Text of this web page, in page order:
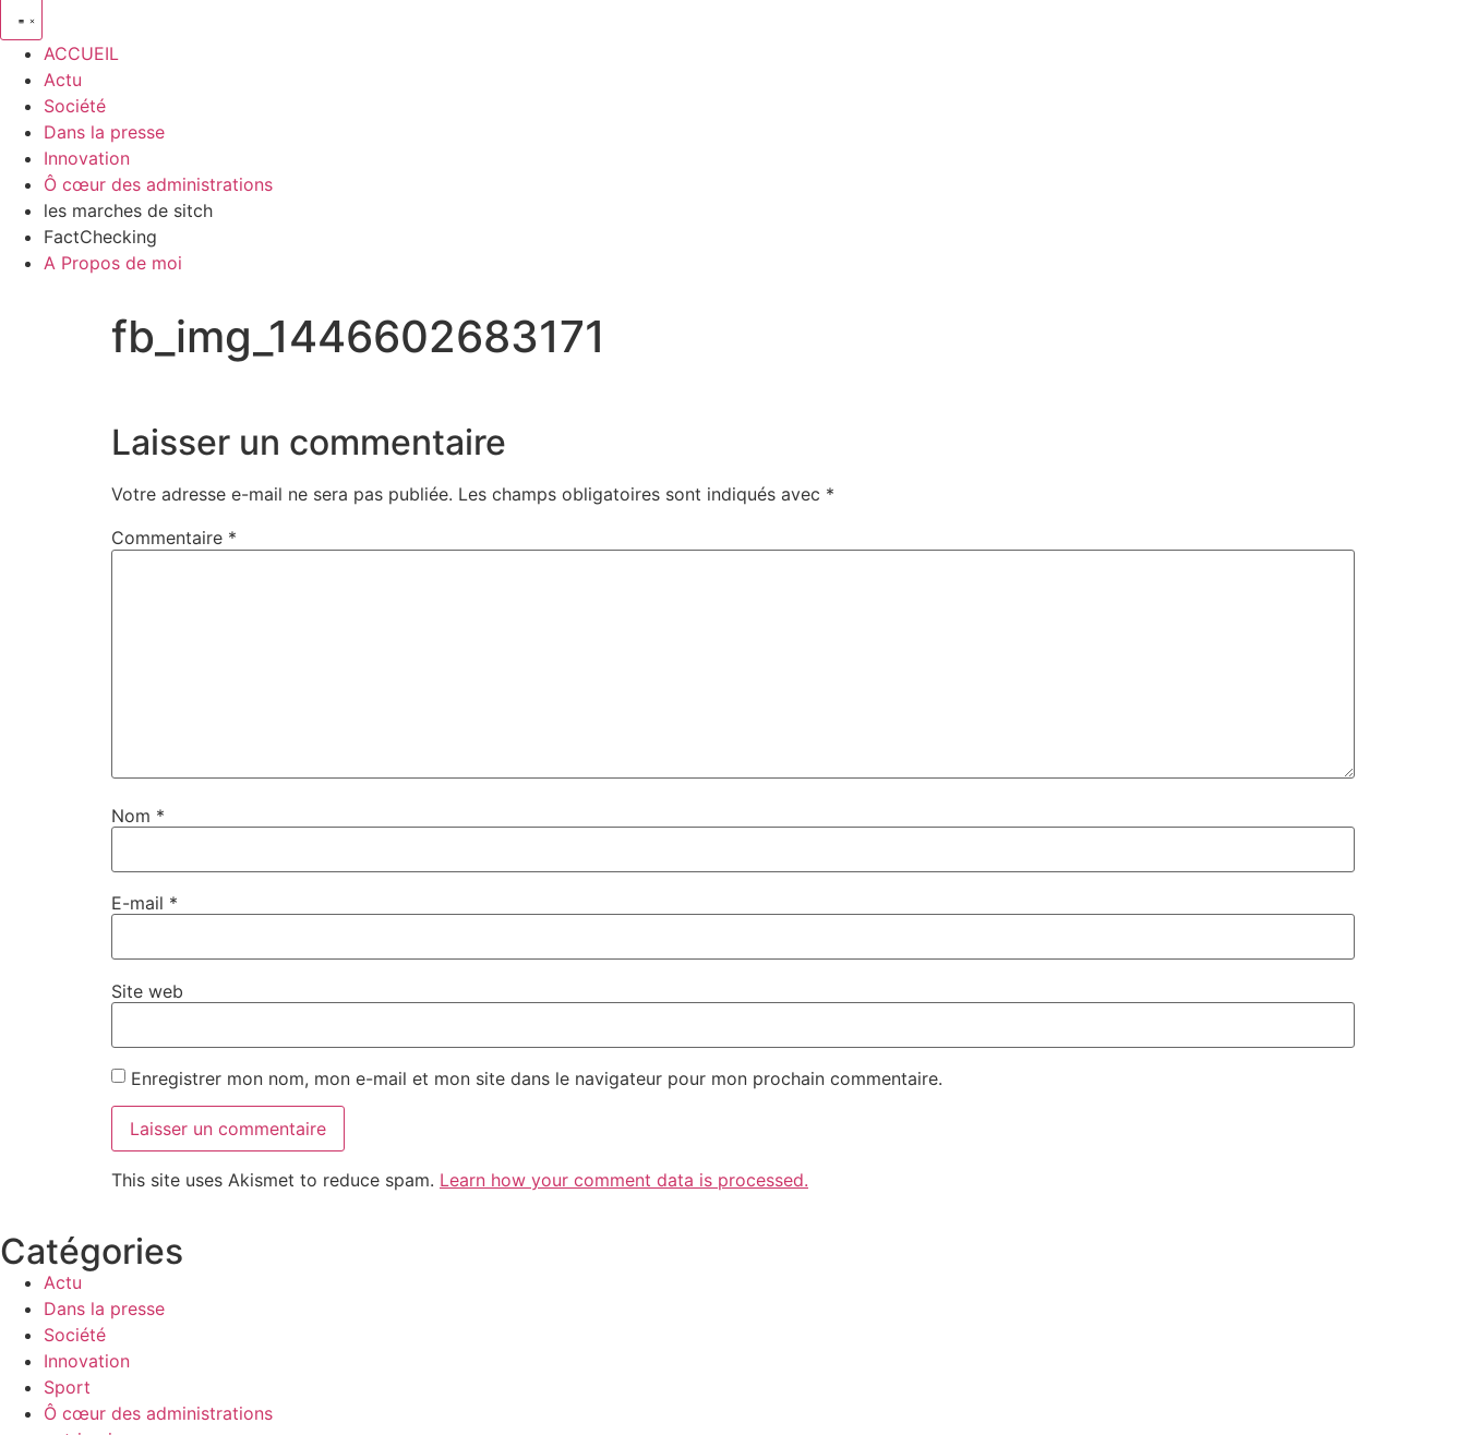
ACCUEIL
Actu
Société
Dans la presse
Innovation
Ô cœur des administrations
les marches de sitch
FactChecking
A Propos de moi
fb_img_1446602683171
Laisser un commentaire
Votre adresse e-mail ne sera pas publiée. Les champs obligatoires sont indiqués avec *
Commentaire *
Nom *
E-mail *
Site web
Enregistrer mon nom, mon e-mail et mon site dans le navigateur pour mon prochain commentaire.
This site uses Akismet to reduce spam. Learn how your comment data is processed.
Catégories
Actu
Dans la presse
Société
Innovation
Sport
Ô cœur des administrations